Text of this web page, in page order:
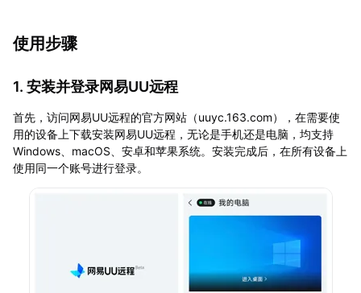
使用步骤
1. 安装并登录网易UU远程
首先，访问网易UU远程的官方网站（uuyc.163.com），在需要使
用的设备上下载安装网易UU远程，无论是手机还是电脑，均支持
Windows、macOS、安卓和苹果系统。安装完成后，在所有设备上
使用同一个账号进行登录。